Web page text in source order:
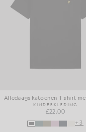
KINDERKLEDING
£22.00
+3